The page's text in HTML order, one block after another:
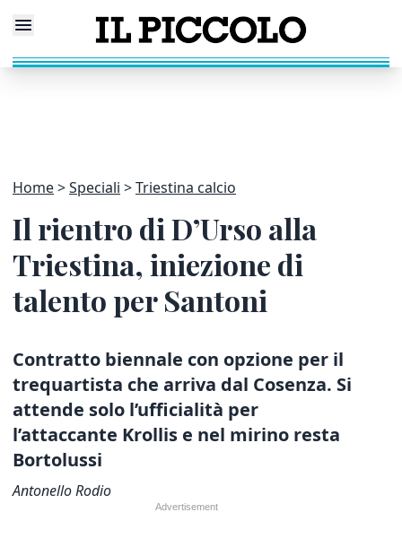
Home Speciali Triestina calcio
Il rientro di D’Urso alla
Triestina, iniezione di
talento per Santoni
Contratto biennale con opzione per il
trequartista che arriva dal Cosenza. Si
attende solo l’ufficialità per
l’attaccante Krollis e nel mirino resta
Bortolussi
Antonello Rodio